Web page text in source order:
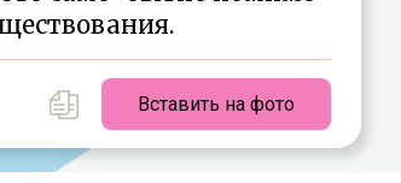
Вставить на фото